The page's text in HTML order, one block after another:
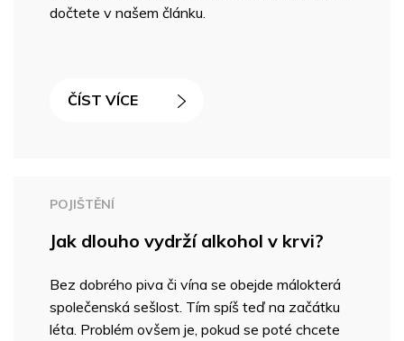
dočtete v našem článku.
ČÍST VÍCE
POJIŠTĚNÍ
Jak dlouho vydrží alkohol v krvi?
Bez dobrého piva či vína se obejde málokterá
společenská sešlost. Tím spíš teď na začátku
léta. Problém ovšem je, pokud se poté chcete